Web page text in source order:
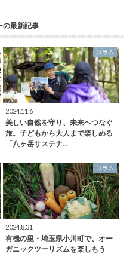
の最新記事
コラム
2024.11.6
美しい自然を守り、未来へつなぐ
旅。子どもから大人まで楽しめる
「八ヶ岳サステナ…
コラム
2024.8.31
有機の里・埼玉県小川町で、オー
ガニックツーリズムを楽しもう